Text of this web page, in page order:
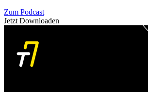
Zum Podcast
Jetzt Downloaden